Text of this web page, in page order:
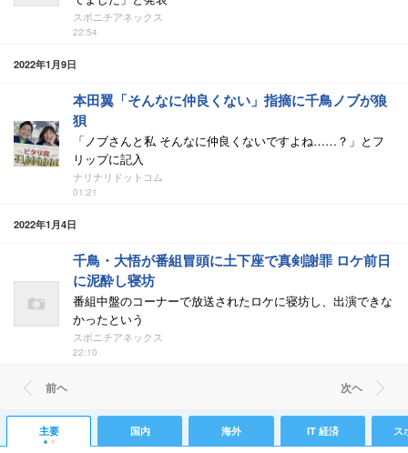
スポニチアネックス
22:54
2022年1月9日
本田翼「そんなに仲良くない」指摘に千鳥ノブが狼
狽
「ノブさんと私 そんなに仲良くないですよね……？」とフ
リップに記入
ナリナリドットコム
01:21
2022年1月4日
千鳥・大悟が番組冒頭に土下座で真剣謝罪 ロケ前日
に泥酔し寝坊
番組中盤のコーナーで放送されたロケに寝坊し、出演できな
かったという
スポニチアネックス
22:10
前ヘ 次ヘ
主要 国内 海外 IT 経済 ス